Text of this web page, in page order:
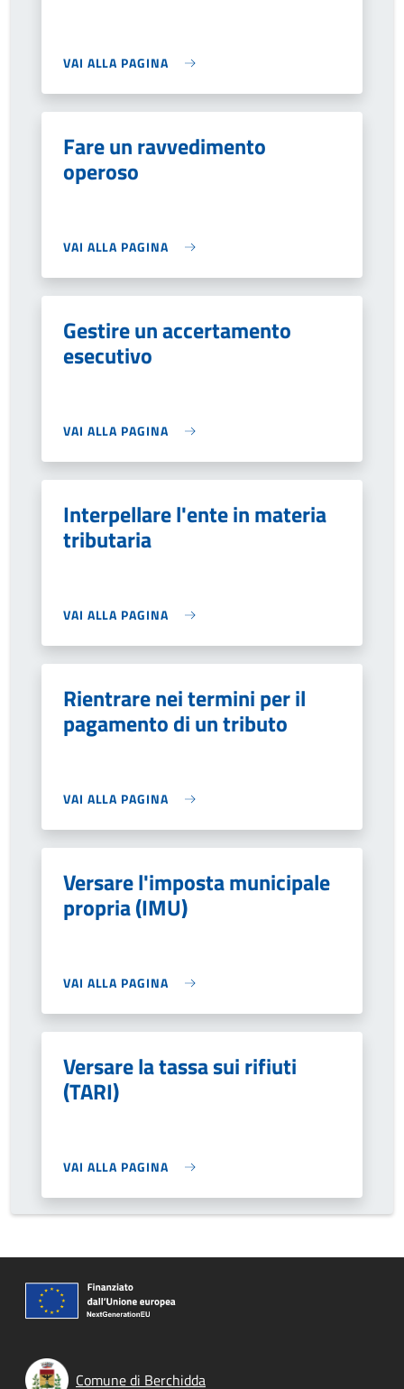
VAI ALLA PAGINA
Fare un ravvedimento
operoso
VAI ALLA PAGINA
Gestire un accertamento
esecutivo
VAI ALLA PAGINA
Interpellare l'ente in materia
tributaria
VAI ALLA PAGINA
Rientrare nei termini per il
pagamento di un tributo
VAI ALLA PAGINA
Versare l'imposta municipale
propria (IMU)
VAI ALLA PAGINA
Versare la tassa sui rifiuti
(TARI)
VAI ALLA PAGINA
Comune di Berchidda